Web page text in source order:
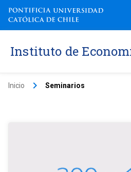
Instituto de
Inicio keyboard_arrow_right Seminarios